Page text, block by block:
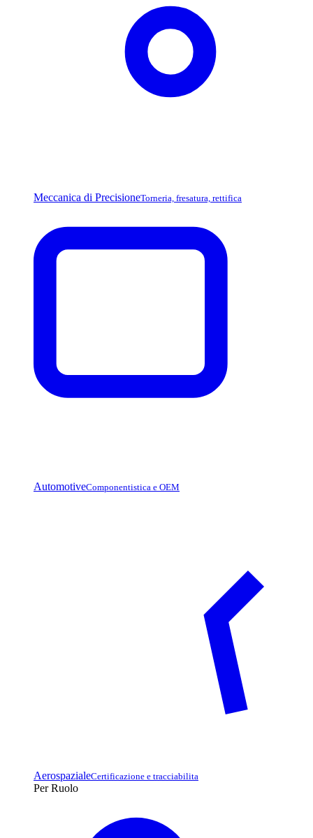
Meccanica di PrecisioneTorneria, fresatura, rettifica
AutomotiveComponentistica e OEM
AerospazialeCertificazione e tracciabilita
Per Ruolo